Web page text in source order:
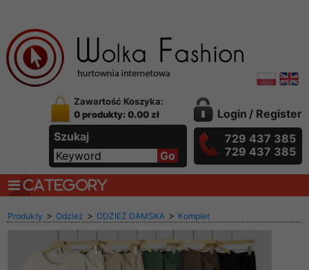
Zawartość Koszyka:
0 produkty: 0.00 zł
Szukaj
Login / Register
729 437 385
729 437 385
CATEGORY
Produkty > Odzież > ODZIEŻ DAMSKA > Komplet